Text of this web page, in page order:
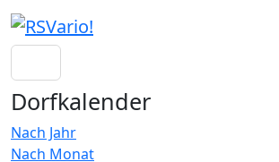
Dorfkalender
Nach Jahr
Nach Monat